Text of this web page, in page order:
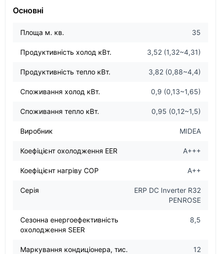
Основні
Площа м. кв. 35
Продуктивність холод кВт. 3,52 (1,32~4,31)
Продуктивність тепло кВт. 3,82 (0,88~4,4)
Споживання холод кВт. 0,9 (0,13~1,65)
Споживання тепло кВт. 0,95 (0,12~1,5)
Виробник MIDEA
Коефіцієнт охолодження EER А+++
Коефіцієнт нагріву COP А++
Серія
ERP DC Inverter R32
PENROSE
Сезонна енергоефективність
охолодження SEER
8,5
Маркування кондиціонера, тис.
12